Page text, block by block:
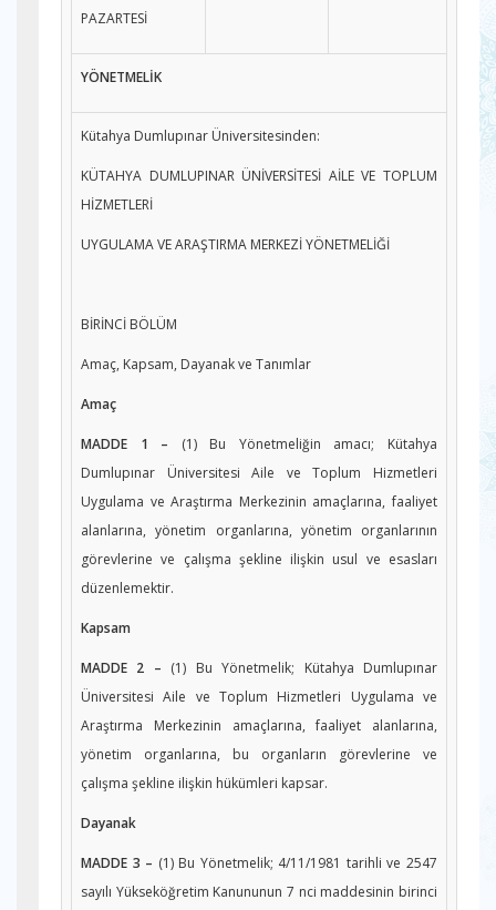
PAZARTESİ
YÖNETMELİK
Kütahya Dumlupınar Üniversitesinden:
KÜTAHYA DUMLUPINAR ÜNİVERSİTESİ AİLE VE TOPLUM
HİZMETLERİ
UYGULAMA VE ARAŞTIRMA MERKEZİ YÖNETMELİĞİ
BİRİNCİ BÖLÜM
Amaç, Kapsam, Dayanak ve Tanımlar
Amaç
MADDE 1 – (1) Bu Yönetmeliğin amacı; Kütahya
Dumlupınar Üniversitesi Aile ve Toplum Hizmetleri
Uygulama ve Araştırma Merkezinin amaçlarına, faaliyet
alanlarına, yönetim organlarına, yönetim organlarının
görevlerine ve çalışma şekline ilişkin usul ve esasları
düzenlemektir.
Kapsam
MADDE 2 – (1) Bu Yönetmelik; Kütahya Dumlupınar
Üniversitesi Aile ve Toplum Hizmetleri Uygulama ve
Araştırma Merkezinin amaçlarına, faaliyet alanlarına,
yönetim organlarına, bu organların görevlerine ve
çalışma şekline ilişkin hükümleri kapsar.
Dayanak
MADDE 3 – (1) Bu Yönetmelik; 4/11/1981 tarihli ve 2547
sayılı Yükseköğretim Kanununun 7 nci maddesinin birinci